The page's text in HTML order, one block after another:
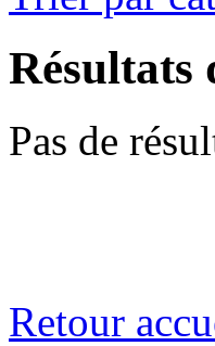
Résultats
Pas de
Retour